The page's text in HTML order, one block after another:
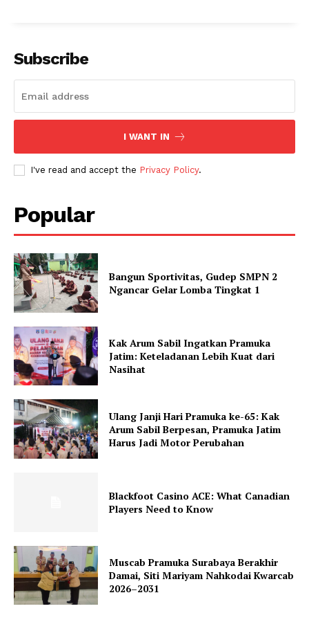
Subscribe
I WANT IN
I've read and accept the Privacy Policy.
Popular
Bangun Sportivitas, Gudep SMPN 2
Ngancar Gelar Lomba Tingkat 1
Kak Arum Sabil Ingatkan Pramuka
Jatim: Keteladanan Lebih Kuat dari
Nasihat
Ulang Janji Hari Pramuka ke-65: Kak
Arum Sabil Berpesan, Pramuka Jatim
Harus Jadi Motor Perubahan
Blackfoot Casino ACE: What Canadian
Players Need to Know
Muscab Pramuka Surabaya Berakhir
Damai, Siti Mariyam Nahkodai Kwarcab
2026–2031